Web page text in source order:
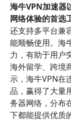
海牛VPN加速器
网络体验的首选
还支持多平台兼
能顺畅使用。海
力，有助于用户
海外留学、跨境
示，海牛VPN在
品，赢得了大量
务器网络，分布
下都能提供优质